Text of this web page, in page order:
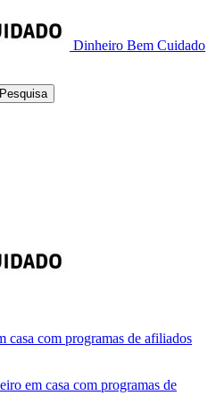
Dinheiro Bem Cuidado
casa com programas de afiliados
em casa com programas de